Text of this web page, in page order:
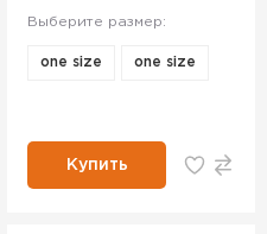
Выберите размер:
one size one size
Купить